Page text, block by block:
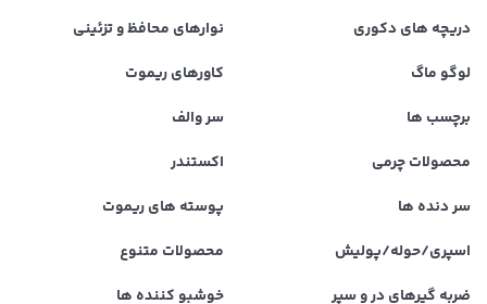
دریچه های دکوری
نوارهای محافظ و تزئینی
لوگو ماگ
کاورهای ریموت
برچسب ها
سر والف
محصولات چرمی
اکستندر
سر دنده ها
پوسته های ریموت
اسپری/حوله/پولیش
محصولات متنوع
ضربه گیرهای در و سپر
خوشبو کننده ها